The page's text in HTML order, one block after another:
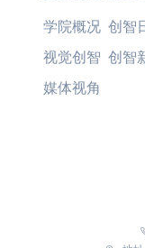
学院概况
视觉创智
媒体视角
创智
创智